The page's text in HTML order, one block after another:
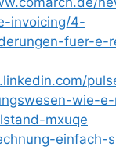
invoicing/4-
fuer-e-
wie-
mxuqe
einfach-